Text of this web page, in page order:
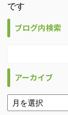
です
ブログ内検索
アーカイブ